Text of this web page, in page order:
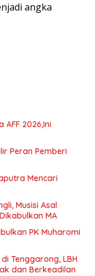
angka
2026,Ini
Peran Pemberi
Mencari
Musisi Asal
MA
PK Muharomi
Tenggarong, LBH
dan Berkeadilan